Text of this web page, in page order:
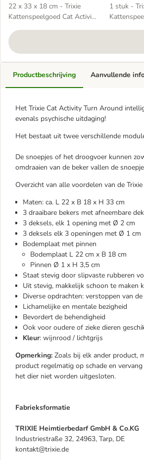
Activity Turn Around
22 x 33 x 18 cm - Trixie
Kattenspeelgoed Cat Activity
1 stuk -
Productbeschrijving
Het Trixie Cat Activity Turn Around
evenals psychische uitdaging!
Het bestaat uit twee verschillende
De snoepjes of het droogvoer kunnen
omdraaien van de beker vallen de
Overzicht van alle voordelen van de
Maten: ca. L 22 x B 18 x H 33 cm
3 draaibare bekers met afneembare
3 deksels, elk 1 opening met Ø 2 cm
3 deksels elk 3 openingen met Ø 1 cm
Bodemplaat met pinnen
Bodemplaat L 22 cm x B 18 cm
Pinnen Ø 1 x H 3,5 cm
Staat stevig door slipvaste rubberen
Uit stevig, makkelijk schoon te maken
Diverse opdrachten: verstoppen van
Lichamelijke en mentale bezigheid
Bevordert de behendigheid
Ook voor oudere of zieke dieren
Kleur: wijnrood / lichtgrijs
Opmerking: Zoals bij elk ander product,
product regelmatig op schade en
het dier niet worden uitgesloten.
Fabrieksformatie
TRIXIE Heimtierbedarf GmbH & Co.KG
Industriestraße 32, 24963, Tarp, DE
kontakt@trixie.de
Aanvullende